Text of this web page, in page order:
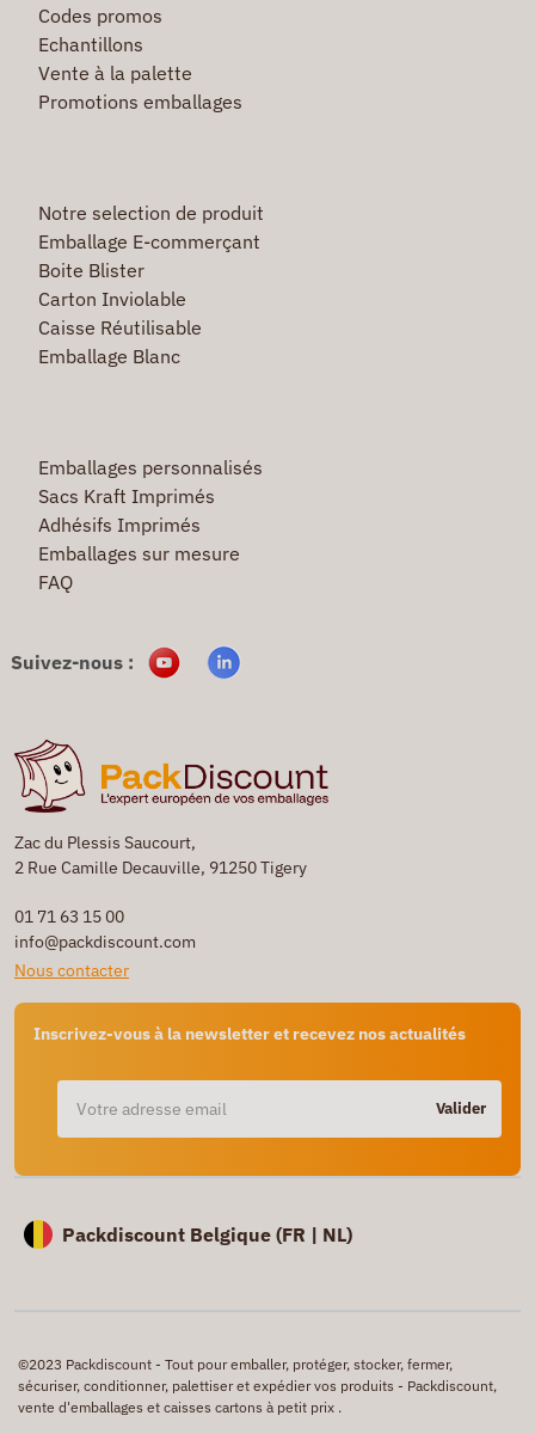
Zac du Plessis Saucourt,
2 Rue Camille Decauville, 91250 Tigery
01 71 63 15 00
info@packdiscount.com
Nous contacter
Inscrivez-vous à la newsletter et recevez nos actualités
Valider
Codes promos
Echantillons
Vente à la palette
Promotions emballages
Notre selection de produit
Emballage E-commerçant
Boite Blister
Carton Inviolable
Caisse Réutilisable
Emballage Blanc
Emballages personnalisés
Sacs Kraft Imprimés
Adhésifs Imprimés
Emballages sur mesure
FAQ
Suivez-nous :
Packdiscount Belgique (FR | NL)
©2023 Packdiscount - Tout pour emballer, protéger, stocker, fermer,
sécuriser, conditionner, palettiser et expédier vos produits - Packdiscount,
vente d'emballages et caisses cartons à petit prix .